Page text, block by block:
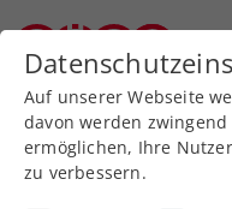
Zurück zur
Turniere
Auf unserer Webseite
davon werden
ermöglichen, Ihre
zu verbessern.